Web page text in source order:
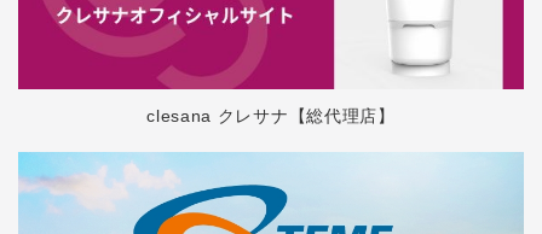
clesana クレサナ【総代理店】